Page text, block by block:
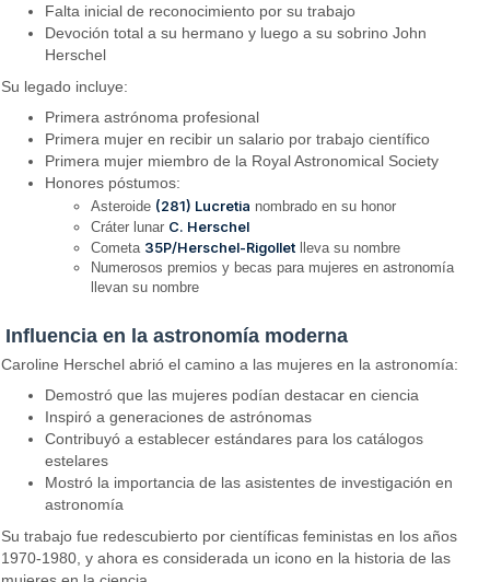
Falta inicial de reconocimiento por su trabajo
Devoción total a su hermano y luego a su sobrino John
Herschel
Su legado incluye:
Primera astrónoma profesional
Primera mujer en recibir un salario por trabajo científico
Primera mujer miembro de la Royal Astronomical Society
Honores póstumos:
Asteroide (281) Lucretia nombrado en su honor
Cráter lunar C. Herschel
Cometa 35P/Herschel-Rigolletlleva su nombre
Numerosos premios y becas para mujeres en astronomía
llevan su nombre
Influencia en la astronomía moderna
Caroline Herschel abrió el camino a las mujeres en la astronomía:
Demostró que las mujeres podían destacar en ciencia
Inspiró a generaciones de astrónomas
Contribuyó a establecer estándares para los catálogos
estelares
Mostró la importancia de las asistentes de investigación en
astronomía
Su trabajo fue redescubierto por científicas feministas en los años
1970-1980, y ahora es considerada un icono en la historia de las